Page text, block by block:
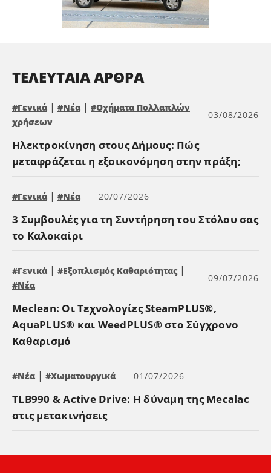
ΤΕΛΕΥΤΑΊΑ ΆΡΘΡΑ
#Γενικά | #Νέα | #Οχήματα Πολλαπλών
χρήσεων
03/08/2026
Ηλεκτροκίνηση στους Δήμους: Πώς
μεταφράζεται η εξοικονόμηση στην πράξη;
#Γενικά | #Νέα 20/07/2026
3 Συμβουλές για τη Συντήρηση του Στόλου σας
το Καλοκαίρι
#Γενικά | #Εξοπλισμός Καθαριότητας |
#Νέα
09/07/2026
Meclean: Οι Τεχνολογίες SteamPLUS®,
AquaPLUS® και WeedPLUS® στο Σύγχρονο
Καθαρισμό
#Νέα | #Χωματουργικά 01/07/2026
TLB990 & Active Drive: Η δύναμη της Mecalac
στις μετακινήσεις